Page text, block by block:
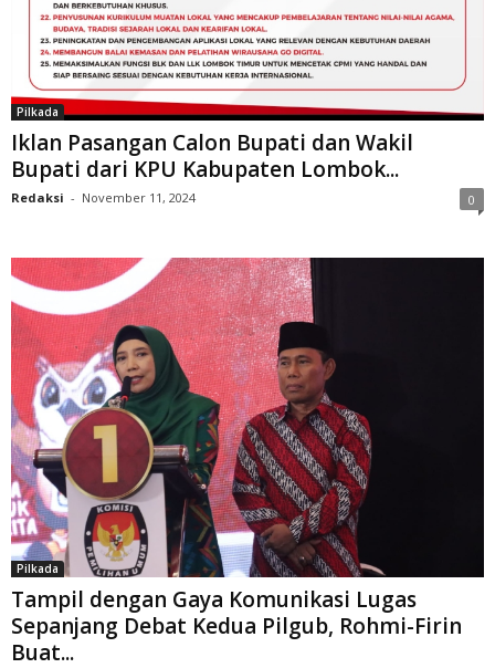
Pilkada
Iklan Pasangan Calon Bupati dan Wakil
Bupati dari KPU Kabupaten Lombok...
Redaksi - November 11, 2024 0
Pilkada
Tampil dengan Gaya Komunikasi Lugas
Sepanjang Debat Kedua Pilgub, Rohmi-Firin
Buat...